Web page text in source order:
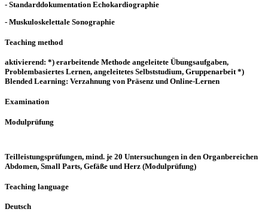
- Standarddokumentation Echokardiographie
- Muskuloskelettale Sonographie
Teaching method
aktivierend: *) erarbeitende Methode angeleitete Übungsaufgaben,
Problembasiertes Lernen, angeleitetes Selbststudium, Gruppenarbeit *)
Blended Learning: Verzahnung von Präsenz und Online-Lernen
Examination
Modulprüfung
Teilleistungsprüfungen, mind. je 20 Untersuchungen in den Organbereichen
Abdomen, Small Parts, Gefäße und Herz (Modulprüfung)
Teaching language
Deutsch